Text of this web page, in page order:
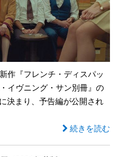
作『フレンチ・ディスパッ
イヴニング・サン別冊』の
決まり、予告編が公開され
続きを読む